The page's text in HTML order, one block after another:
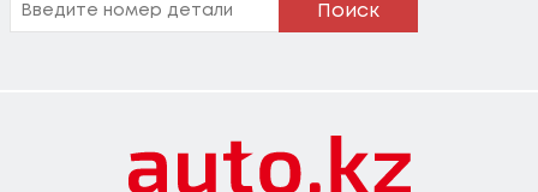
Поиск